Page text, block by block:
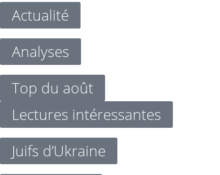
Actualité
Analyses
Top du août
Lectures intéressantes
Juifs d’Ukraine